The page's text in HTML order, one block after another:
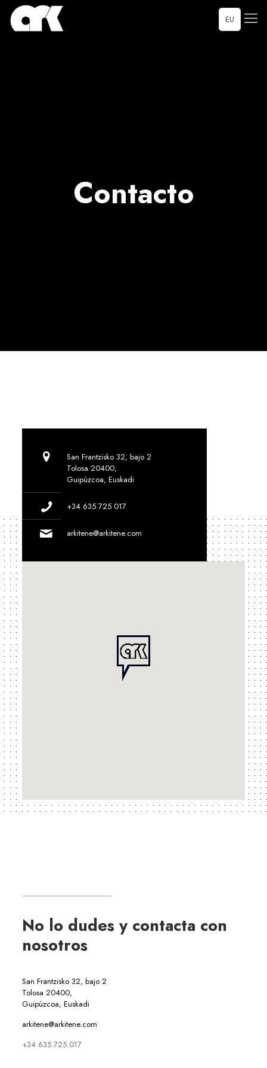
EU
Contacto
San Frantzisko 32, bajo 2
Tolosa 20400,
Guipúzcoa, Euskadi
+34 635 725 017
arkitene@arkitene.com
No lo dudes y contacta con
nosotros
San Frantzisko 32, bajo 2
Tolosa 20400,
Guipúzcoa, Euskadi
arkitene@arkitene.com
+34 635.725.017